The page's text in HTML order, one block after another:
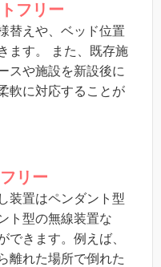
フリー
替えや、ベッド位置
ます。 また、既存施
スや施設を新設後に
軟に対応することが
リー
装置はペンダント型
ト型の無線装置な
できます。例えば、
離れた場所で倒れた